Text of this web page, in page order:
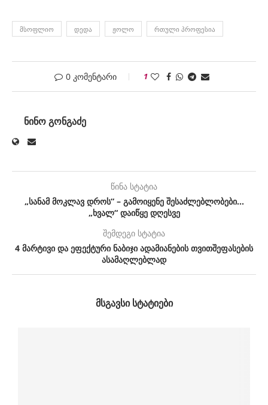
ᲛᲡᲝᲤᲚᲘᲝ ᲓᲔᲓᲐ ᲟᲝᲚᲝ ᲠᲗᲣᲚᲘ ᲞᲠᲝᲤᲔᲡᲘᲐ
0 კომენტარი 1
ᲜᲘᲜᲝ ᲒᲝᲜᲒᲐᲫᲔ
წინა სტატია
„სანამ მოკლავ დროს” – გამოიყენე შესაძლებლობები…
„ხვალ“ დაიწყე დღესვე
შემდეგი სტატია
4 მარტივი და ეფექტური ნაბიჯი ადამიანების თვითშეფასების
ასამაღლებლად
ᲛᲡᲒᲐᲕᲡᲘ ᲡᲢᲐᲢᲘᲔᲑᲘ